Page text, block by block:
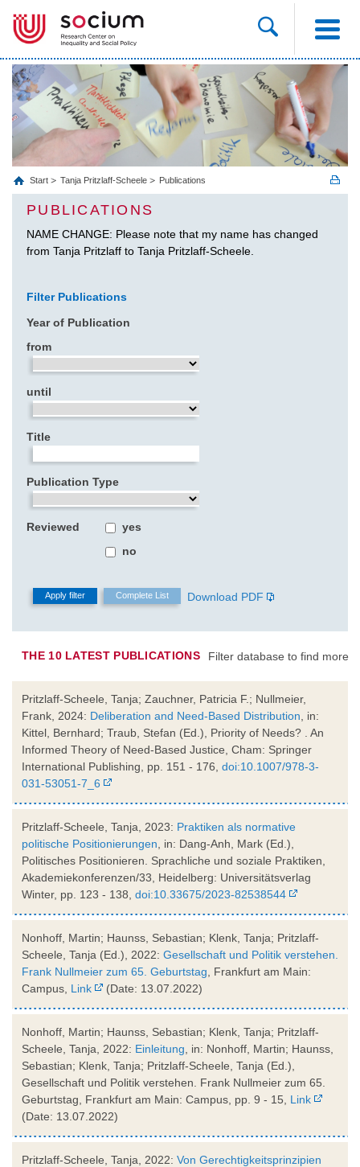
Start Tanja Pritzlaff-Scheele Publications
PUBLICATIONS
NAME CHANGE: Please note that my name has changed
from Tanja Pritzlaff to Tanja Pritzlaff-Scheele.
Filter Publications
Year of Publication
from
until
Title
Publication Type
Reviewed
yes
no
Download PDF
THE 10 LATEST PUBLICATIONS Filter database to find more
Pritzlaff-Scheele, Tanja; Zauchner, Patricia F.; Nullmeier,
Frank, 2024: Deliberation and Need-Based Distribution , in:
Kittel, Bernhard; Traub, Stefan (Ed.), Priority of Needs? . An
Informed Theory of Need-Based Justice, Cham: Springer
International Publishing, pp. 151 - 176, doi:10.1007/978-3-
031-53051-7_6
Pritzlaff-Scheele, Tanja, 2023: Praktiken als normative
politische Positionierungen , in: Dang-Anh, Mark (Ed.),
Politisches Positionieren. Sprachliche und soziale Praktiken,
Akademiekonferenzen/33, Heidelberg: Universitätsverlag
Winter, pp. 123 - 138, doi:10.33675/2023-82538544
Nonhoff, Martin; Haunss, Sebastian; Klenk, Tanja; Pritzlaff-
Scheele, Tanja (Ed.), 2022: Gesellschaft und Politik verstehen.
Frank Nullmeier zum 65. Geburtstag , Frankfurt am Main:
Campus, Link (Date: 13.07.2022)
Nonhoff, Martin; Haunss, Sebastian; Klenk, Tanja; Pritzlaff-
Scheele, Tanja, 2022: Einleitung , in: Nonhoff, Martin; Haunss,
Sebastian; Klenk, Tanja; Pritzlaff-Scheele, Tanja (Ed.),
Gesellschaft und Politik verstehen. Frank Nullmeier zum 65.
Geburtstag, Frankfurt am Main: Campus, pp. 9 - 15, Link
(Date: 13.07.2022)
Pritzlaff-Scheele, Tanja, 2022: Von Gerechtigkeitsprinzipien